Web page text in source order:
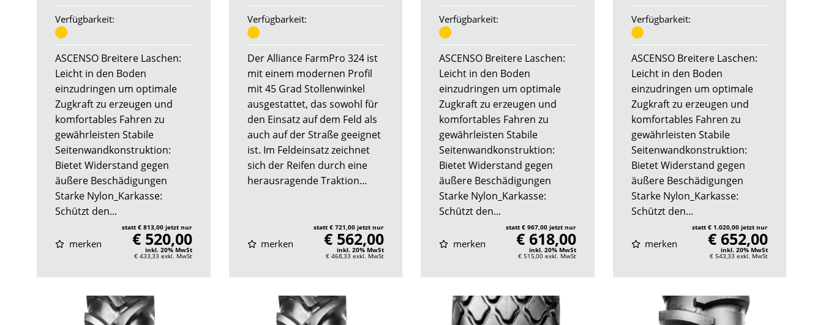
Verfügbarkeit:
ASCENSO Breitere Laschen:
Leicht in den Boden
einzudringen um optimale
Zugkraft zu erzeugen und
komfortables Fahren zu
gewährleisten Stabile
Seitenwandkonstruktion:
Bietet Widerstand gegen
äußere Beschädigungen
Starke Nylon_Karkasse:
Schützt den...
merken
statt € 813,00 jetzt nur
€ 520,00
inkl. 20% MwSt
€ 433,33 exkl. MwSt
Verfügbarkeit:
Der Alliance FarmPro 324 ist
mit einem modernen Profil
mit 45 Grad Stollenwinkel
ausgestattet, das sowohl für
den Einsatz auf dem Feld als
auch auf der Straße geeignet
ist. Im Feldeinsatz zeichnet
sich der Reifen durch eine
herausragende Traktion...
merken
statt € 721,00 jetzt nur
€ 562,00
inkl. 20% MwSt
€ 468,33 exkl. MwSt
Verfügbarkeit:
ASCENSO Breitere Laschen:
Leicht in den Boden
einzudringen um optimale
Zugkraft zu erzeugen und
komfortables Fahren zu
gewährleisten Stabile
Seitenwandkonstruktion:
Bietet Widerstand gegen
äußere Beschädigungen
Starke Nylon_Karkasse:
Schützt den...
merken
statt € 967,00 jetzt nur
€ 618,00
inkl. 20% MwSt
€ 515,00 exkl. MwSt
Verfügbarkeit:
ASCENSO Breitere Laschen:
Leicht in den Boden
einzudringen um optimale
Zugkraft zu erzeugen und
komfortables Fahren zu
gewährleisten Stabile
Seitenwandkonstruktion:
Bietet Widerstand gegen
äußere Beschädigungen
Starke Nylon_Karkasse:
Schützt den...
merken
statt € 1.020,00 jetzt nur
€ 652,00
inkl. 20% MwSt
€ 543,33 exkl. MwSt